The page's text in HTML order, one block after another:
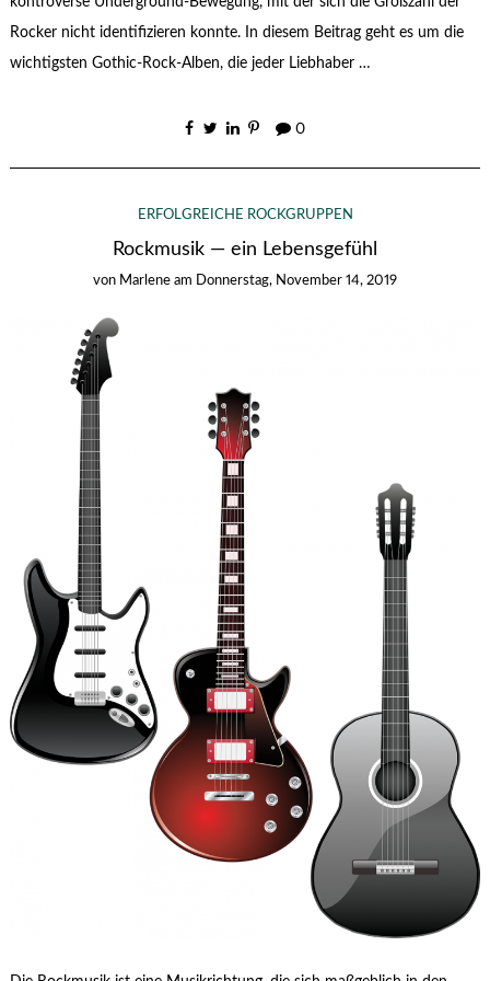
Rocker nicht identifizieren konnte. In diesem Beitrag geht es um die
wichtigsten Gothic-Rock-Alben, die jeder Liebhaber …
0
ERFOLGREICHE ROCKGRUPPEN
Rockmusik — ein Lebensgefühl
von Marlene am Donnerstag, November 14, 2019